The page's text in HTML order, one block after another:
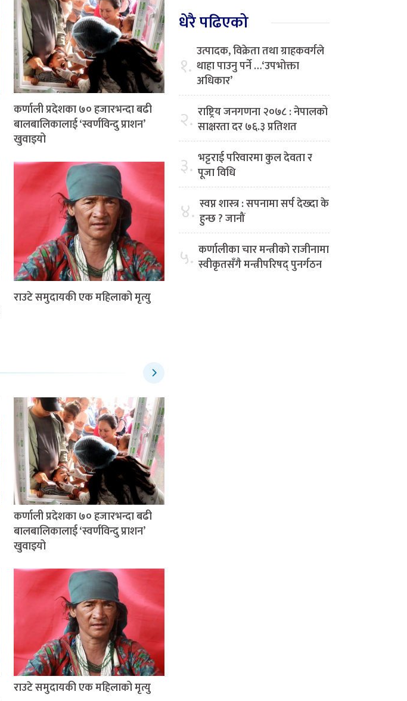
कर्णाली प्रदेशका ७० हजारभन्दा बढी
बालबालिकालाई ‘स्वर्णविन्दु प्राशन’
खुवाइयो
राउटे समुदायकी एक महिलाको मृत्यु
कर्णाली प्रदेशका ७० हजारभन्दा बढी
बालबालिकालाई ‘स्वर्णविन्दु प्राशन’
खुवाइयो
राउटे समुदायकी एक महिलाको मृत्यु
धेरै पढिएको
१. उत्पादक, विक्रेता तथा ग्राहकवर्गले
थाहा पाउनु पर्ने …‘उपभोक्ता
अधिकार’
२. राष्ट्रिय जनगणना २०७८ : नेपालको
साक्षरता दर ७६.३ प्रतिशत
३. भट्टराई परिवारमा कुल देवता र
पूजा विधि
४. स्वप्न शास्त्र : सपनामा सर्प देख्दा के
हुन्छ ? जानौं
५. कर्णालीका चार मन्त्रीको राजीनामा
स्वीकृतसँगै मन्त्रीपरिषद् पुनर्गठन